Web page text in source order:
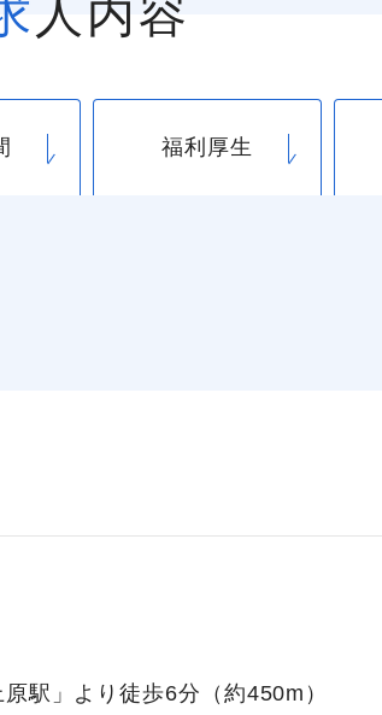
求人内容
福利厚生
駅」より徒歩6分（約450m）